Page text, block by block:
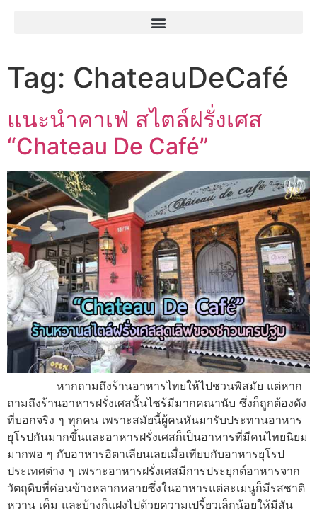
Tag: ChateauDeCafé
แนะนำคาเฟ่ สไตล์ฝรั่งเศส
“Chateau De Café”
หากถามถึงร้านอาหารไทยให้ไปชวนพิสมัย แต่หาก
ถามถึงร้านอาหารฝรั่งเศสนั้นไซร้มีมากคณานับ ซึ่งก็ถูกต้องดัง
ที่บอกจริง ๆ ทุกคน เพราะสมัยนี้ผู้คนหันมารับประทานอาหาร
ยุโรปกันมากขึ้นและอาหารฝรั่งเศสก็เป็นอาหารที่มีคนไทยนิยม
มากพอ ๆ กับอาหารอิตาเลียนเลยเมื่อเทียบกับอาหารยุโรป
ประเทศต่าง ๆ เพราะอาหารฝรั่งเศสมีการประยุกต์อาหารจาก
วัตถุดิบที่ค่อนข้างหลากหลายซึ่งในอาหารแต่ละเมนูก็มีรสชาติ
หวาน เค็ม และบ้างก็แฝงไปด้วยความเปรี้ยวเล็กน้อยให้มีสัน